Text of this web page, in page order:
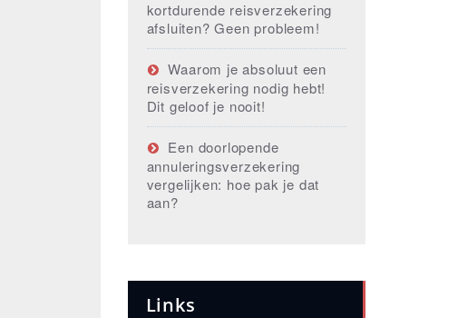
kortdurende reisverzekering
afsluiten? Geen probleem!
Waarom je absoluut een
reisverzekering nodig hebt!
Dit geloof je nooit!
Een doorlopende
annuleringsverzekering
vergelijken: hoe pak je dat
aan?
Links